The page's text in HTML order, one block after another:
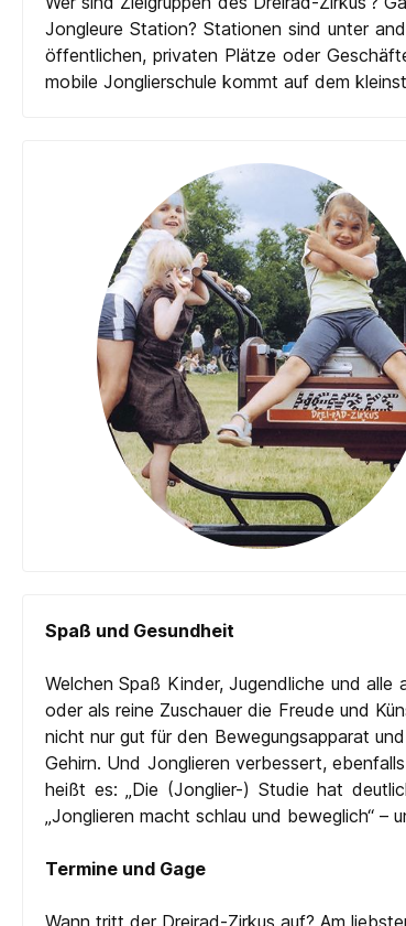
Jongleure Station? Stationen sind unter
öffentlichen, privaten Plätze oder
mobile Jonglierschule kommt auf dem
Spaß und Gesundheit
Welchen Spaß Kinder, Jugendliche und
oder als reine Zuschauer die Freude und
nicht nur gut für den Bewegungsapparat
Gehirn. Und Jonglieren verbessert,
heißt es: „Die (Jonglier-) Studie hat
„Jonglieren macht schlau und beweglich“ –
Termine und Gage
Wann tritt der Dreirad-Zirkus auf? Am